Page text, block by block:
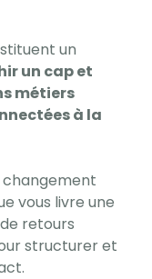
un
un cap et
métiers
à la
changement
vous livre une
retours
structurer et